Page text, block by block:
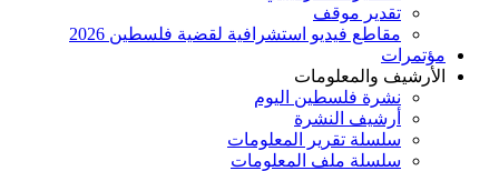
تقدير موقف
مقاطع فيديو استشرافية لقضية فلسطين 2026
مؤتمرات
الأرشيف والمعلومات
نشرة فلسطين اليوم
أرشيف النشرة
سلسلة تقرير المعلومات
سلسلة ملف المعلومات